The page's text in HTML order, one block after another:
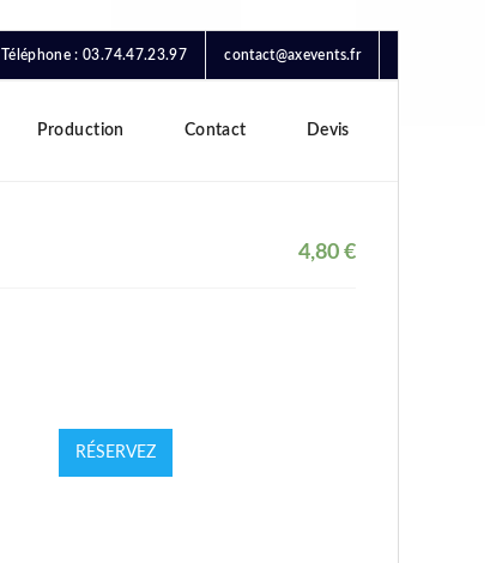
Téléphone : 03.74.47.23.97 contact@axevents.fr
Production Contact Devis
4,80 €
RÉSERVEZ